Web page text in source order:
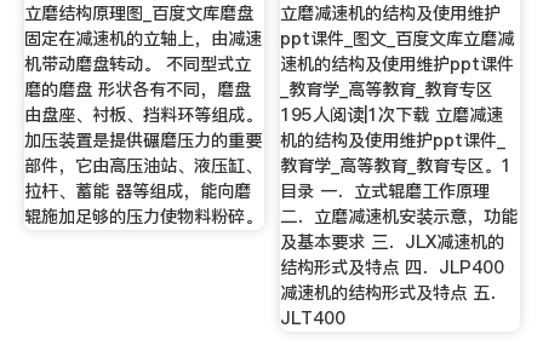
立磨结构原理图_百度文库磨盘
固定在减速机的立轴上，由减速
机带动磨盘转动。 不同型式立
磨的磨盘 形状各有不同，磨盘
由盘座、衬板、挡料环等组成。
加压装置是提供碾磨压力的重要
部件，它由高压油站、液压缸、
拉杆、蓄能 器等组成，能向磨
辊施加足够的压力使物料粉碎。
立磨减速机的结构及使用维护
ppt课件_图文_百度文库立磨减
速机的结构及使用维护ppt课件
_教育学_高等教育_教育专区
195人阅读|1次下载 立磨减速
机的结构及使用维护ppt课件_
教育学_高等教育_教育专区。1
目录 一．立式辊磨工作原理
二．立磨减速机安装示意，功能
及基本要求 三．JLX减速机的
结构形式及特点 四．JLP400
减速机的结构形式及特点 五．
JLT400